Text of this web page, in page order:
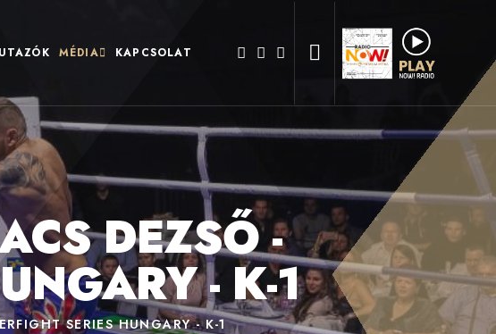
MÉDIA KAPCSOLAT
DEZSŐ -
- K-1
SERIES HUNGARY - K-1